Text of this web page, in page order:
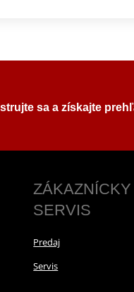
sa a získajte
ZÁKAZNÍCKY
SERVIS
Predaj
Servis